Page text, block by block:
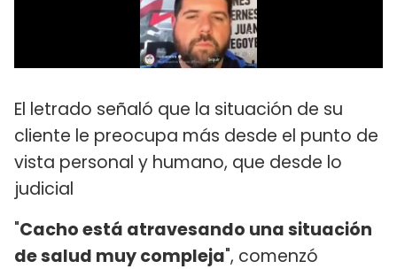
El letrado señaló que la situación de su
cliente le preocupa más desde el punto de
vista personal y humano, que desde lo
judicial
"Cacho está atravesando una situación
de salud muy compleja", comenzó